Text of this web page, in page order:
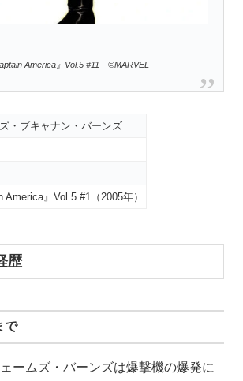
America』Vol.5 #11 ©MARVEL
・ブキャナン・バーンズ
America』Vol.5 #1（2005年）
歴
で
ームズ・バーンズは爆撃機の爆発に